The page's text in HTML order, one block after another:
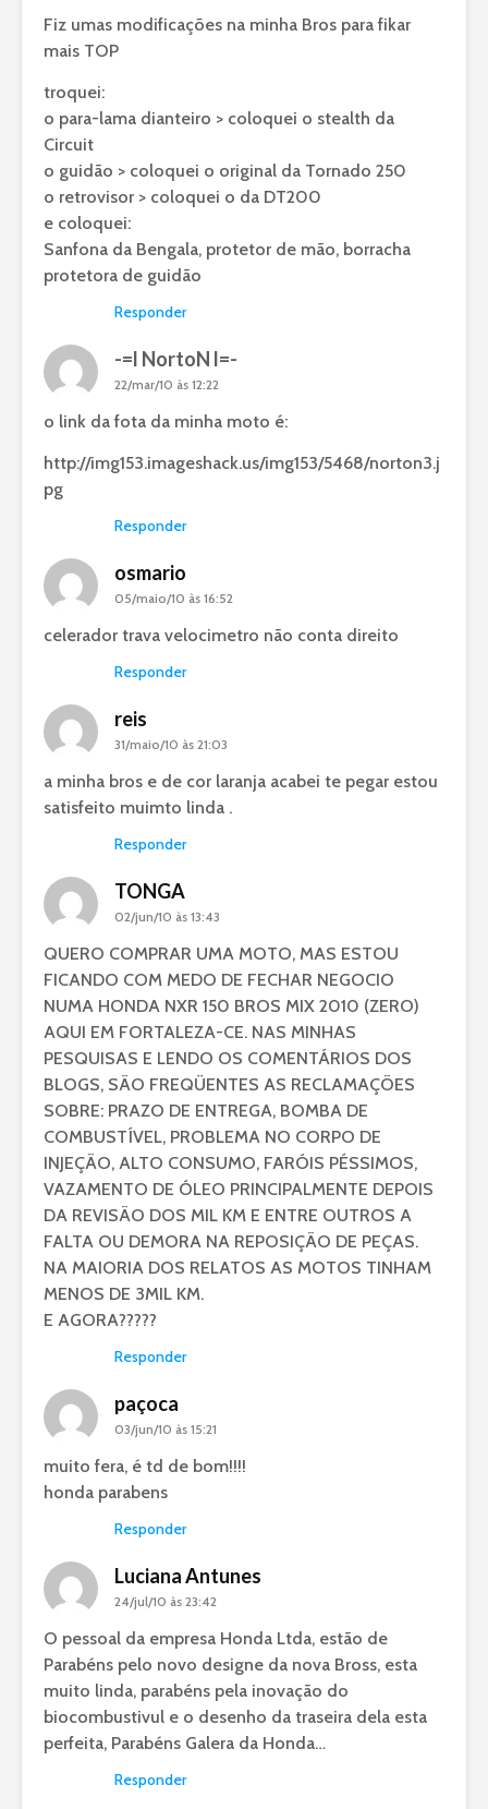
Fiz umas modificações na minha Bros para fikar
mais TOP
troquei:
o para-lama dianteiro > coloquei o stealth da
Circuit
o guidão > coloquei o original da Tornado 250
o retrovisor > coloquei o da DT200
e coloquei:
Sanfona da Bengala, protetor de mão, borracha
protetora de guidão
Responder
-=l NortoN l=-
22/mar/10 às 12:22
o link da fota da minha moto é:
http://img153.imageshack.us/img153/5468/norton3.j
pg
Responder
osmario
05/maio/10 às 16:52
celerador trava velocimetro não conta direito
Responder
reis
31/maio/10 às 21:03
a minha bros e de cor laranja acabei te pegar estou
satisfeito muimto linda .
Responder
TONGA
02/jun/10 às 13:43
QUERO COMPRAR UMA MOTO, MAS ESTOU
FICANDO COM MEDO DE FECHAR NEGOCIO
NUMA HONDA NXR 150 BROS MIX 2010 (ZERO)
AQUI EM FORTALEZA-CE. NAS MINHAS
PESQUISAS E LENDO OS COMENTÁRIOS DOS
BLOGS, SÃO FREQÜENTES AS RECLAMAÇÕES
SOBRE: PRAZO DE ENTREGA, BOMBA DE
COMBUSTÍVEL, PROBLEMA NO CORPO DE
INJEÇÃO, ALTO CONSUMO, FARÓIS PÉSSIMOS,
VAZAMENTO DE ÓLEO PRINCIPALMENTE DEPOIS
DA REVISÃO DOS MIL KM E ENTRE OUTROS A
FALTA OU DEMORA NA REPOSIÇÃO DE PEÇAS.
NA MAIORIA DOS RELATOS AS MOTOS TINHAM
MENOS DE 3MIL KM.
E AGORA?????
Responder
paçoca
03/jun/10 às 15:21
muito fera, é td de bom!!!!
honda parabens
Responder
Luciana Antunes
24/jul/10 às 23:42
O pessoal da empresa Honda Ltda, estão de
Parabéns pelo novo designe da nova Bross, esta
muito linda, parabéns pela inovação do
biocombustivul e o desenho da traseira dela esta
perfeita, Parabéns Galera da Honda…
Responder